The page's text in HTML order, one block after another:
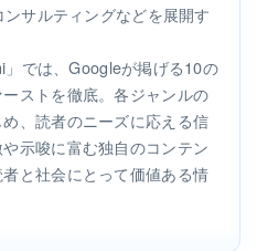
サルティングなどを展開す
では、Googleが掲げる10の
ストを徹底。各ジャンルの
、読者のニーズに応える信
示唆に富む独自のコンテン
と社会にとって価値ある情